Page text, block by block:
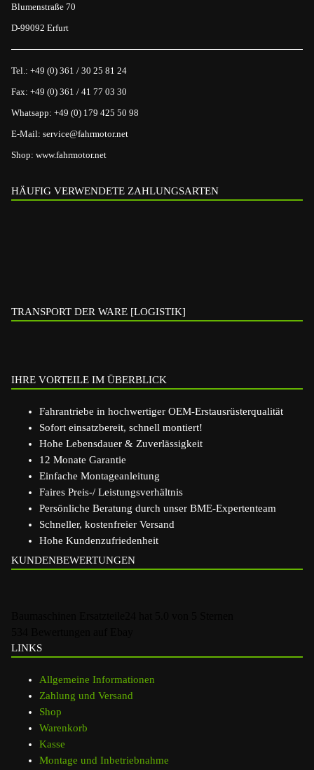
Blumenstraße 70
D-99092 Erfurt
Tel.: +49 (0) 361 / 30 25 81 24
Fax: +49 (0) 361 / 41 77 03 30
Whatsapp: +49 (0) 179 425 50 98
E-Mail: service@fahrmotor.net
Shop: www.fahrmotor.net
HÄUFIG VERWENDETE ZAHLUNGSARTEN
TRANSPORT DER WARE [LOGISTIK]
IHRE VORTEILE IM ÜBERBLICK
Fahrantriebe in hochwertiger OEM-Erstausrüsterqualität
Sofort einsatzbereit, schnell montiert!
Hohe Lebensdauer & Zuverlässigkeit
12 Monate Garantie
Einfache Montageanleitung
Faires Preis-/ Leistungsverhältnis
Persönliche Beratung durch unser BME-Expertenteam
Schneller, kostenfreier Versand
Hohe Kundenzufriedenheit
KUNDENBEWERTUNGEN
LINKS
Allgemeine Informationen
Zahlung und Versand
Shop
Warenkorb
Kasse
Montage und Inbetriebnahme